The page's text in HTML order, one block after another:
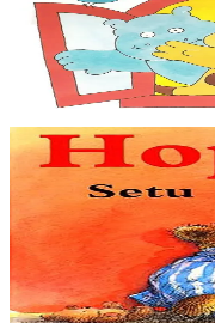
Des couleurs, nombres,
une belle histoire. Faites
avec Spot et ses...
2 ans et plus
An Here
Tiens donc ! Voilà
Nounours n'arrive pas à
remonte, en redescend,
ce temps-là, ses parents...